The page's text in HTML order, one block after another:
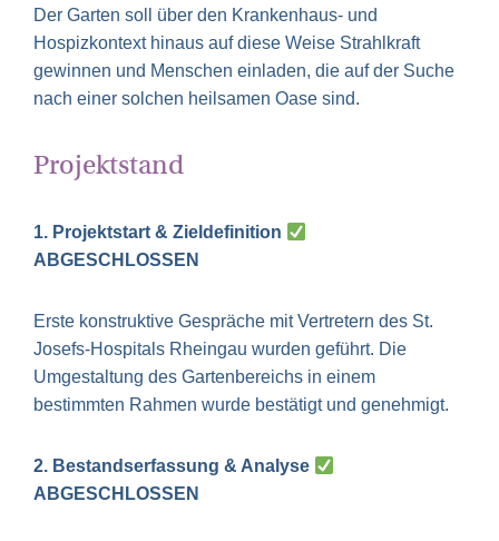
Der Garten soll über den Krankenhaus- und
Hospizkontext hinaus auf diese Weise Strahlkraft
gewinnen und Menschen einladen, die auf der Suche
nach einer solchen heilsamen Oase sind.
Projektstand
1. Projektstart & Zieldefinition
ABGESCHLOSSEN
Erste konstruktive Gespräche mit Vertretern des St.
Josefs-Hospitals Rheingau wurden geführt. Die
Umgestaltung des Gartenbereichs in einem
bestimmten Rahmen wurde bestätigt und genehmigt.
2. Bestandserfassung & Analyse
ABGESCHLOSSEN